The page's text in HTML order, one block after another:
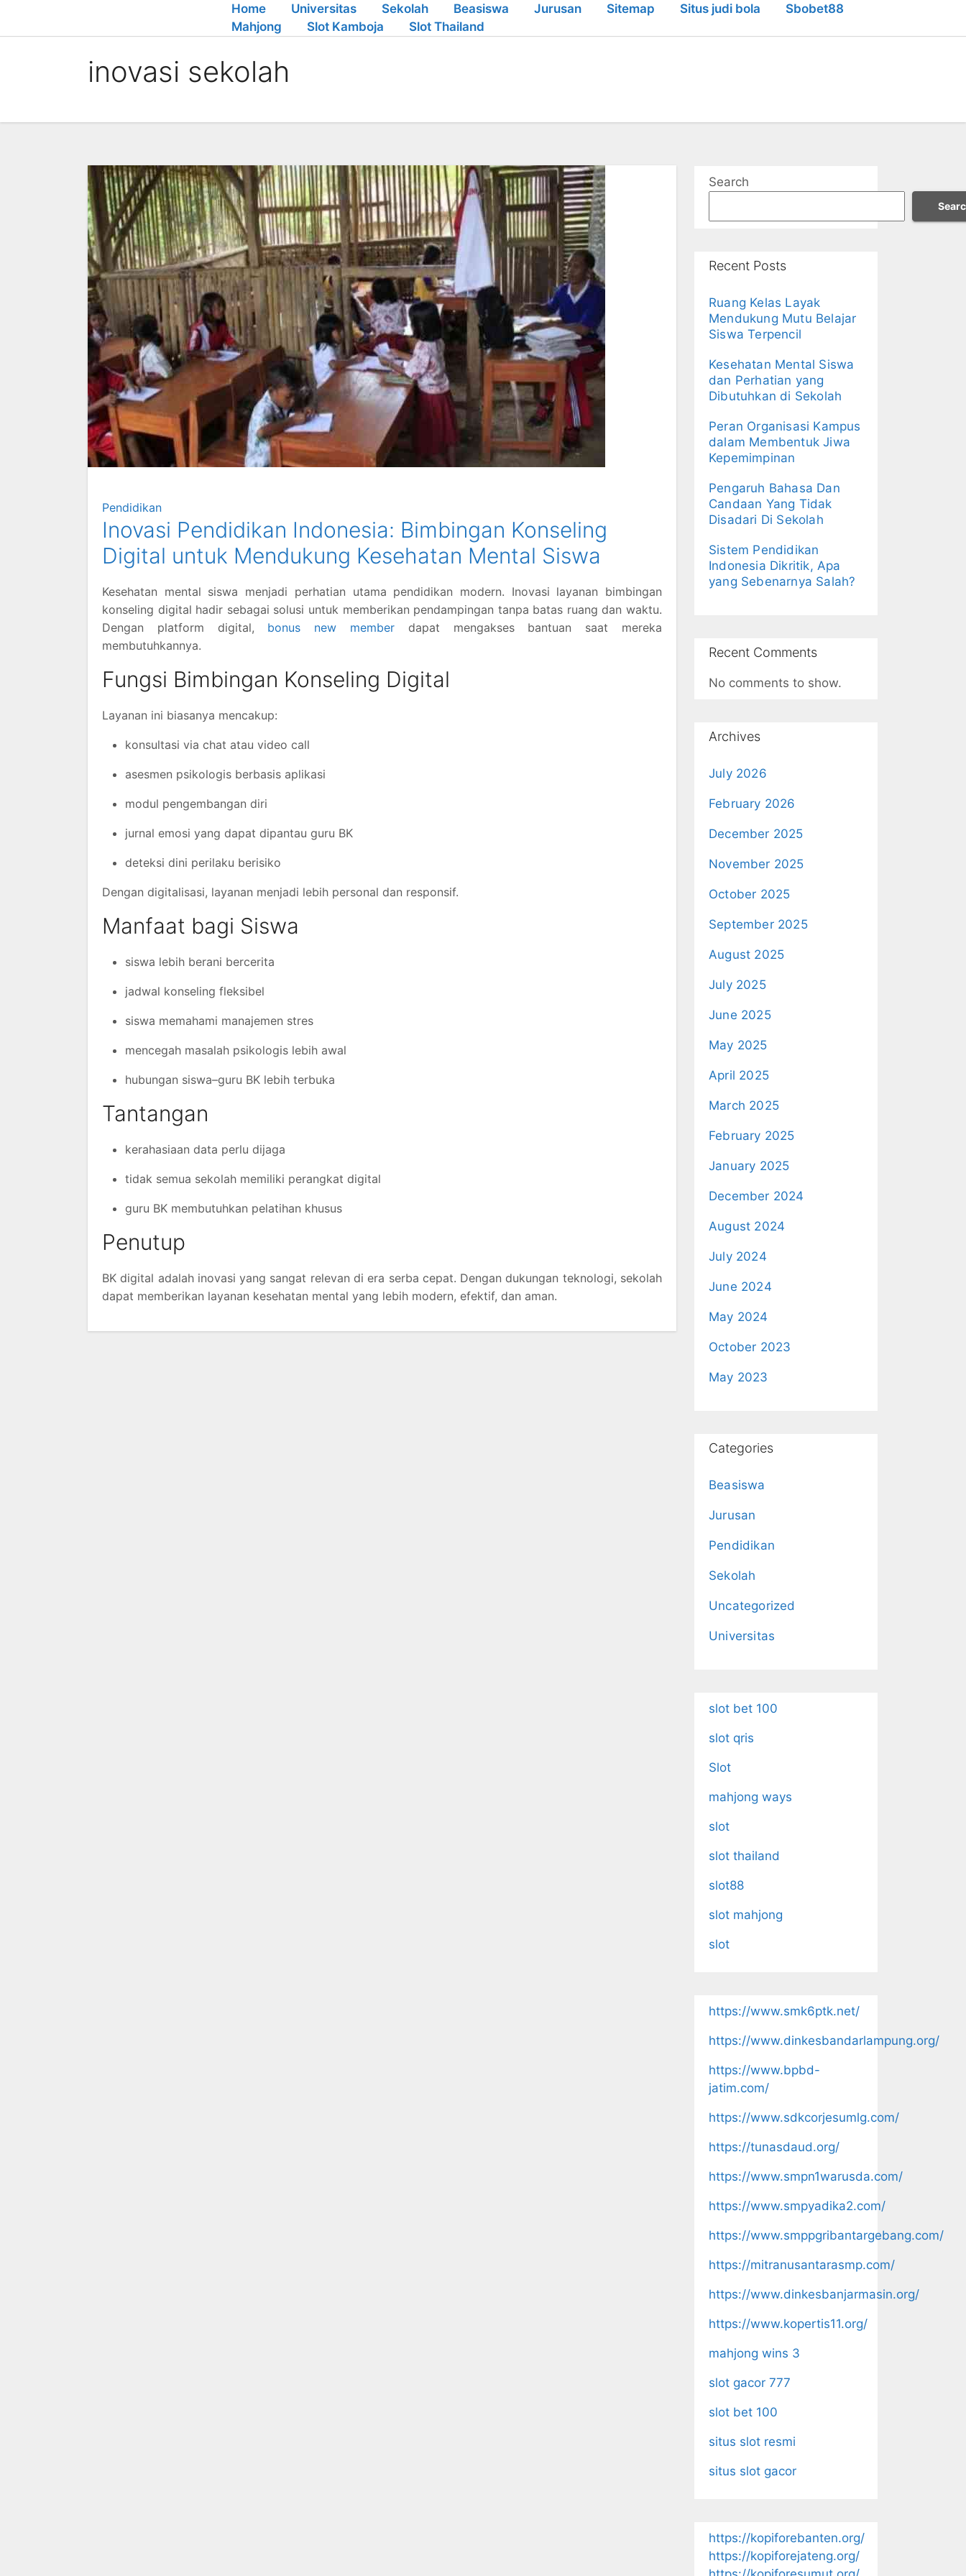
Home Universitas Sekolah Beasiswa Jurusan Sitemap Situs judi bola
Sbobet88
Mahjong
Slot Kamboja Slot Thailand
inovasi sekolah
Pendidikan
Inovasi Pendidikan Indonesia: Bimbingan Konseling
Digital untuk Mendukung Kesehatan Mental Siswa
Kesehatan mental siswa menjadi perhatian utama pendidikan modern. Inovasi layanan bimbingan
konseling digital hadir sebagai solusi untuk memberikan pendampingan tanpa batas ruang dan waktu.
Dengan platform digital, bonus new member dapat mengakses bantuan saat mereka
membutuhkannya.
Fungsi Bimbingan Konseling Digital
Layanan ini biasanya mencakup:
konsultasi via chat atau video call
asesmen psikologis berbasis aplikasi
modul pengembangan diri
jurnal emosi yang dapat dipantau guru BK
deteksi dini perilaku berisiko
Dengan digitalisasi, layanan menjadi lebih personal dan responsif.
Manfaat bagi Siswa
siswa lebih berani bercerita
jadwal konseling fleksibel
siswa memahami manajemen stres
mencegah masalah psikologis lebih awal
hubungan siswa–guru BK lebih terbuka
Tantangan
kerahasiaan data perlu dijaga
tidak semua sekolah memiliki perangkat digital
guru BK membutuhkan pelatihan khusus
Penutup
BK digital adalah inovasi yang sangat relevan di era serba cepat. Dengan dukungan teknologi, sekolah
dapat memberikan layanan kesehatan mental yang lebih modern, efektif, dan aman.
Search
Recent Posts
Ruang Kelas Layak
Mendukung Mutu Belajar
Siswa Terpencil
Kesehatan Mental Siswa
dan Perhatian yang
Dibutuhkan di Sekolah
Peran Organisasi Kampus
dalam Membentuk Jiwa
Kepemimpinan
Pengaruh Bahasa Dan
Candaan Yang Tidak
Disadari Di Sekolah
Sistem Pendidikan
Indonesia Dikritik, Apa
yang Sebenarnya Salah?
Recent Comments
No comments to show.
Archives
July 2026
February 2026
December 2025
November 2025
October 2025
September 2025
August 2025
July 2025
June 2025
May 2025
April 2025
March 2025
February 2025
January 2025
December 2024
August 2024
July 2024
June 2024
May 2024
October 2023
May 2023
Categories
Beasiswa
Jurusan
Pendidikan
Sekolah
Uncategorized
Universitas
slot bet 100
slot qris
Slot
mahjong ways
slot
slot thailand
slot88
slot mahjong
slot
https://www.smk6ptk.net/
https://www.dinkesbandarlampung.org/
https://www.bpbd-
jatim.com/
https://www.sdkcorjesumlg.com/
https://tunasdaud.org/
https://www.smpn1warusda.com/
https://www.smpyadika2.com/
https://www.smppgribantargebang.com/
https://mitranusantarasmp.com/
https://www.dinkesbanjarmasin.org/
https://www.kopertis11.org/
mahjong wins 3
slot gacor 777
slot bet 100
situs slot resmi
situs slot gacor
https://kopiforebanten.org/
https://kopiforejateng.org/